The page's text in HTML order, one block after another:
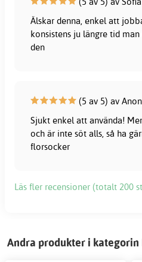
Älskar denna, enkel att
konsistens ju längre tid
den
(5 av 5) av
Sjukt enkel att använda!
och är inte söt alls, så ha
florsocker
Läs fler recensioner (totalt 200
Andra produkter i kategorin